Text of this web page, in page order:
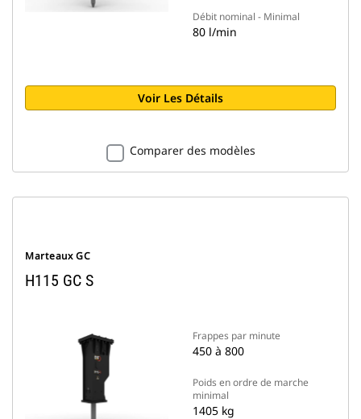
Débit nominal - Minimal
80 l/min
Voir Les Détails
Comparer des modèles
Marteaux GC
H115 GC S
Frappes par minute
450 à 800
Poids en ordre de marche
minimal
1405 kg